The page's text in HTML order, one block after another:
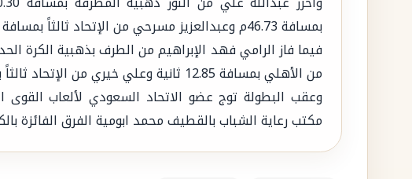
بمسافة 46.73م وعبدالعزيز مسرحي من الإتحاد ثالثاً بمسافة 45.14م.
من الأهلي بمسافة 12.85 ثانية وعلي خيري من الإتحاد ثالثاً بمسافة 12.02م.
وعقب البطولة توج عضو الاتحاد السعودي لألعاب القوى
مكتب رعاية الشباب بالقطيف محمد ابومية الفرق الفائزة